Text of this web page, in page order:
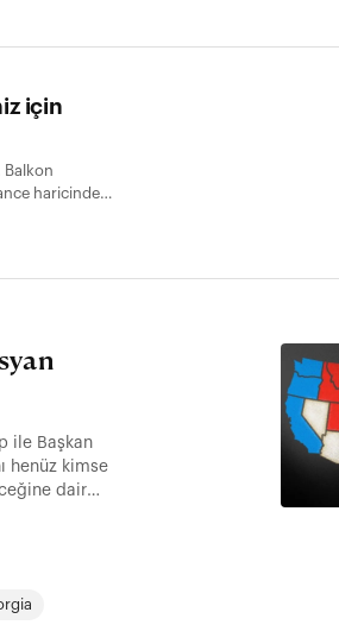
için
Balkon
haricinde
ile Başkan
henüz kimse
dair